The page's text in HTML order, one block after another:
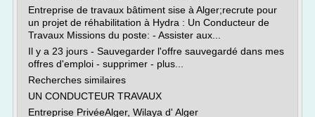
Entreprise de travaux bâtiment sise à Alger;recrute pour
un projet de réhabilitation à Hydra : Un Conducteur de
Travaux Missions du poste: - Assister aux...
Il y a 23 jours - Sauvegarder l'offre sauvegardé dans mes
offres d'emploi - supprimer - plus...
Recherches similaires
UN CONDUCTEUR TRAVAUX
Entreprise PrivéeAlger, Wilaya d' Alger